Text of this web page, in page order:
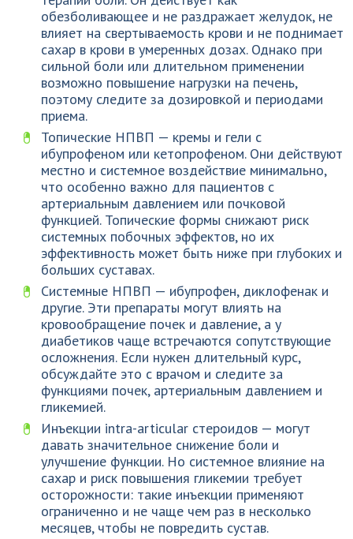
обезболивающее и не раздражает желудок, не
влияет на свертываемость крови и не поднимает
сахар в крови в умеренных дозах. Однако при
сильной боли или длительном применении
возможно повышение нагрузки на печень,
поэтому следите за дозировкой и периодами
приема.
Топические НПВП — кремы и гели с
ибупрофеном или кетопрофеном. Они действуют
местно и системное воздействие минимально,
что особенно важно для пациентов с
артериальным давлением или почковой
функцией. Топические формы снижают риск
системных побочных эффектов, но их
эффективность может быть ниже при глубоких и
больших суставах.
Системные НПВП — ибупрофен, диклофенак и
другие. Эти препараты могут влиять на
кровообращение почек и давление, а у
диабетиков чаще встречаются сопутствующие
осложнения. Если нужен длительный курс,
обсуждайте это с врачом и следите за
функциями почек, артериальным давлением и
гликемией.
Инъекции intra-articular стероидов — могут
давать значительное снижение боли и
улучшение функции. Но системное влияние на
сахар и риск повышения гликемии требует
осторожности: такие инъекции применяют
ограниченно и не чаще чем раз в несколько
месяцев, чтобы не повредить сустав.